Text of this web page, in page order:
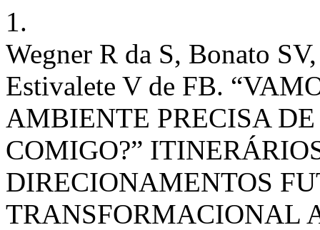
1.
Wegner R da S, Bonato
Estivalete V de FB.
AMBIENTE PRECISA
COMIGO?”
DIRECIONAMENTOS
TRANSFORMACIONAL